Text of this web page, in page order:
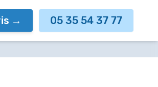
05 35 54 37 77